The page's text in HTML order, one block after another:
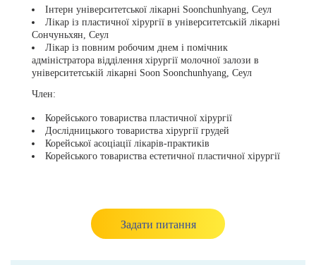
Інтерн університетської лікарні Soonchunhyang, Сеул
Лікар із пластичної хірургії в університетській лікарні
Сончуньхян, Сеул
Лікар із повним робочим днем і помічник
адміністратора відділення хірургії молочної залози в
університетській лікарні Soon Soonchunhyang, Сеул
Член:
Корейського товариства пластичної хірургії
Дослідницького товариства хірургії грудей
Корейської асоціації лікарів-практиків
Корейського товариства естетичної пластичної хірургії
Задати питання